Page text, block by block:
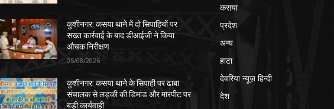
कुशीनगर: कसया थाने में दो सिपाहियों पर
सख्त कार्रवाई के बाद डीआईजी ने किया
औचक निरीक्षण
05/08/2026
कुशीनगर: कसया थाने के सिपाही पर ढाबा
संचालक से लड़की की डिमांड और मारपीट पर
बड़ी कार्यवाही
कसया
प्रदेश
अन्य
हाटा
देवरिया न्यूज़ हिन्दी
देश